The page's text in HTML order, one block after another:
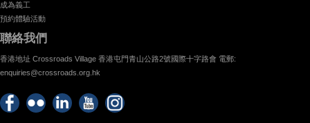
成為義工
預約體驗活動
聯絡我們
香港地址 Crossroads Village 香港屯門青山公路2號國際十字路會 電郵:
enquiries@crossroads.org.hk